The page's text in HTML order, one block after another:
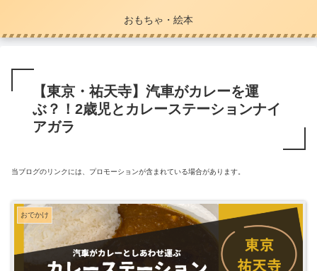
おもちゃ・絵本
【東京・祐天寺】汽車がカレーを運
ぶ？！2歳児とカレーステーションナイ
アガラ
当ブログのリンクには、プロモーションが含まれている場合があります。
おでかけ